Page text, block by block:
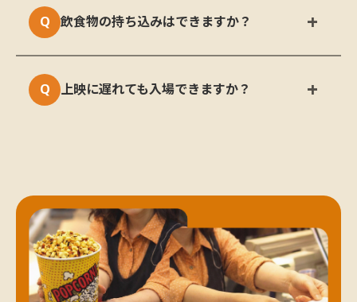
飲食物の持ち込みはできますか？
上映に遅れても入場できますか？